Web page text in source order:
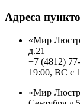
Адреса
«Мир
д.21
+7 (4812)
19:00, ВС с
«Мир